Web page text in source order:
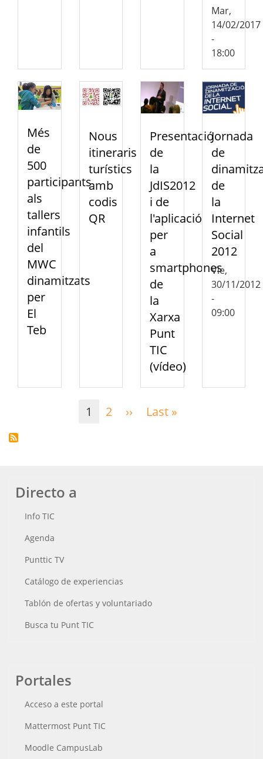
Mar,
14/02/2017
-
18:00
Més
de
500
participants
als
tallers
infantils
del
MWC
dinamitzats
per
El
Teb
Nous
itineraris
turístics
amb
codis
QR
Presentació
de
la
JdIS2012
i de
l'aplicació
per
a
smartphones
de
la
Xarxa
Punt
TIC
(vídeo)
Jornada
de
de
la
Internet
Social
2012
Vie,
30/11/2012
-
09:00
1 2 ›› Siguiente
Last »
Directo a
Info TIC
Agenda
Punttic TV
Catálogo de experiencias
Tablón de ofertas y voluntariado
Busca tu Punt TIC
Portales
Acceso a este portal
Mattermost Punt TIC
Moodle CampusLab